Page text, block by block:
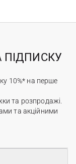
ПІДПИСКУ
10%* на перше
та розпродажі.
та акційними